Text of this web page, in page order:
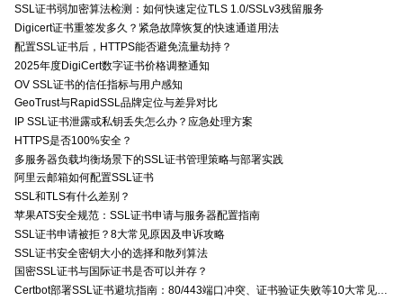
SSL证书弱加密算法检测：如何快速定位TLS 1.0/SSLv3残留服务
Digicert证书重签发多久？紧急故障恢复的快速通道用法
配置SSL证书后，HTTPS能否避免流量劫持？
2025年度DigiCert数字证书价格调整通知
OV SSL证书的信任指标与用户感知
GeoTrust与RapidSSL品牌定位与差异对比
IP SSL证书泄露或私钥丢失怎么办？应急处理方案
HTTPS是否100%安全？
多服务器负载均衡场景下的SSL证书管理策略与部署实践
阿里云邮箱如何配置SSL证书
SSL和TLS有什么差别？
苹果ATS安全规范：SSL证书申请与服务器配置指南
SSL证书申请被拒？8大常见原因及申诉攻略
SSL证书安全密钥大小的选择和散列算法
国密SSL证书与国际证书是否可以并存？
Certbot部署SSL证书避坑指南：80/443端口冲突、证书验证失败等10大常见问题解决方案